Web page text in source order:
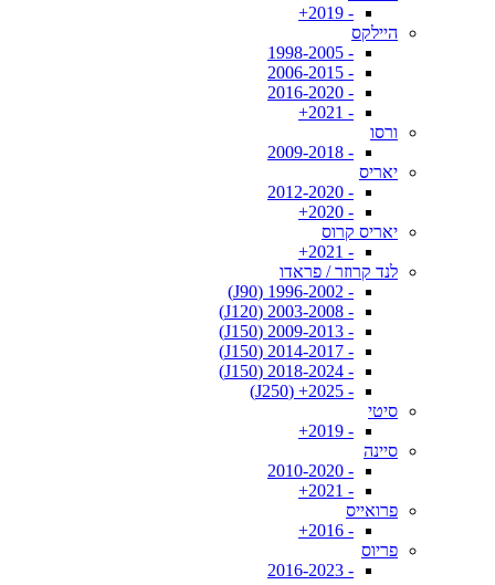
- 2019+
היילקס
- 1998-2005
- 2006-2015
- 2016-2020
- 2021+
ורסו
- 2009-2018
יאריס
- 2012-2020
- 2020+
יאריס קרוס
- 2021+
לנד קרוזר / פראדו
- 1996-2002 (J90)
- 2003-2008 (J120)
- 2009-2013 (J150)
- 2014-2017 (J150)
- 2018-2024 (J150)
- 2025+ (J250)
סיטי
- 2019+
סיינה
- 2010-2020
- 2021+
פרואייס
- 2016+
פריוס
- 2016-2023